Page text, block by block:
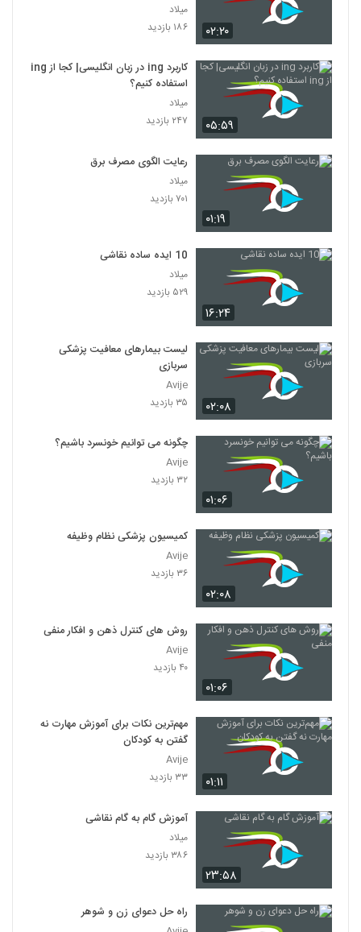
۰۲:۲۰
میلاد
۱۸۶ بازدید
۰۵:۵۹
کاربرد ing در زبان انگلیسی| کجا از ing
استفاده کنیم؟
میلاد
۲۴۷ بازدید
۰۱:۱۹
رعایت الگوی مصرف برق
میلاد
۷۰۱ بازدید
۱۶:۲۴
10 ایده ساده نقاشی
میلاد
۵۲۹ بازدید
۰۲:۰۸
لیست بیمارهای معافیت پزشکی
سربازی
Avije
۳۵ بازدید
۰۱:۰۶
چگونه می توانیم خونسرد باشیم؟
Avije
۳۲ بازدید
۰۲:۰۸
کمیسیون پزشکی نظام وظیفه
Avije
۳۶ بازدید
۰۱:۰۶
روش های کنترل ذهن و افکار منفی
Avije
۴۰ بازدید
۰۱:۱۱
مهم‌ترین نکات برای آموزش مهارت نه
گفتن به کودکان
Avije
۳۳ بازدید
۲۳:۵۸
آموزش گام به گام نقاشی
میلاد
۳۸۶ بازدید
راه حل دعوای زن و شوهر